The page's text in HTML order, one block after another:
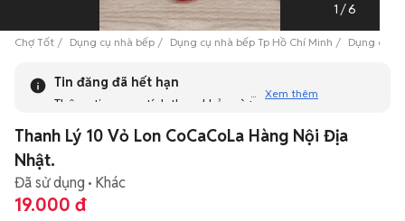
1 /6
Chợ Tốt Dụng cụ nhà bếp Dụng cụ nhà bếp Tp Hồ Chí Minh Dụng cụ
Tin đăng đã hết hạn
Thông tin mang tính tham khảo và bạn không thể liên hệ
tương tự khác dưới đây nhé!
Xem thêm
Thanh Lý 10 Vỏ Lon CoCaCoLa Hàng Nội Địa
Nhật.
Đã sử dụng Khác
19.000 đ